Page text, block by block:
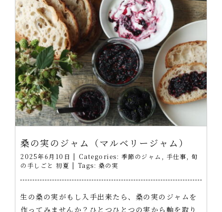
桑の実のジャム（マルベリージャム）
2025年6月10日 | Categories: 季節のジャム 手仕事
旬
の手しごと 初夏 | Tags: 桑の実
生の桑の実がもし入手出来たら、桑の実のジャムを
作ってみませんか？ひとつひとつの実から軸を取り